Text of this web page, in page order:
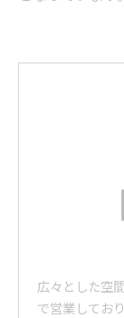
広々とした空
で営業してお